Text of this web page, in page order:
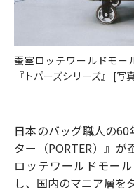
蚕室ロッテワールドモー
『トパーズシリーズ』 [写
日本のバッグ職人の
ター（PORTER）』
ロッテワールドモー
し、国内のマニア層を